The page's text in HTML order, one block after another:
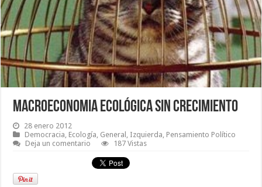
Macroeconomia ecológica sin crecimiento
28 enero 2012
Democracia, Ecología, General , Izquierda, Pensamiento Político
Deja un comentario
187 Vistas